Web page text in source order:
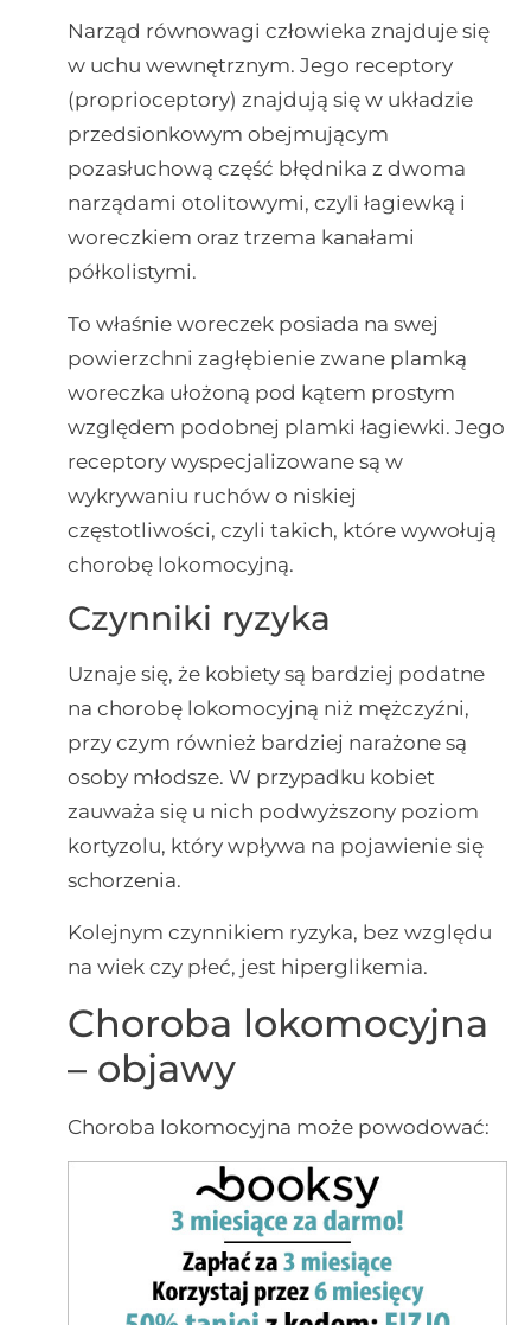
Narząd równowagi człowieka znajduje się
w uchu wewnętrznym. Jego receptory
(proprioceptory) znajdują się w układzie
przedsionkowym obejmującym
pozasłuchową część błędnika z dwoma
narządami otolitowymi, czyli łagiewką i
woreczkiem oraz trzema kanałami
półkolistymi.
To właśnie woreczek posiada na swej
powierzchni zagłębienie zwane plamką
woreczka ułożoną pod kątem prostym
względem podobnej plamki łagiewki. Jego
receptory wyspecjalizowane są w
wykrywaniu ruchów o niskiej
częstotliwości, czyli takich, które wywołują
chorobę lokomocyjną.
Czynniki ryzyka
Uznaje się, że kobiety są bardziej podatne
na chorobę lokomocyjną niż mężczyźni,
przy czym również bardziej narażone są
osoby młodsze. W przypadku kobiet
zauważa się u nich podwyższony poziom
kortyzolu, który wpływa na pojawienie się
schorzenia.
Kolejnym czynnikiem ryzyka, bez względu
na wiek czy płeć, jest hiperglikemia.
Choroba lokomocyjna
– objawy
Choroba lokomocyjna może powodować: